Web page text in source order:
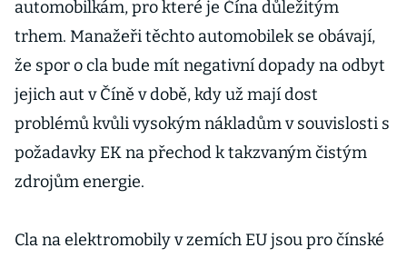
automobilkám, pro které je Čína důležitým
trhem. Manažeři těchto automobilek se obávají,
že spor o cla bude mít negativní dopady na odbyt
jejich aut v Číně v době, kdy už mají dost
problémů kvůli vysokým nákladům v souvislosti s
požadavky EK na přechod k takzvaným čistým
zdrojům energie.
Cla na elektromobily v zemích EU jsou pro čínské